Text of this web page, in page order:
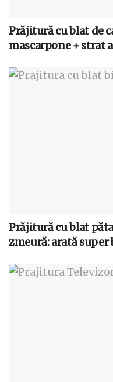
Prăjitură cu blat de
mascarpone + strat
Prăjitură cu blat
zmeură: arată super